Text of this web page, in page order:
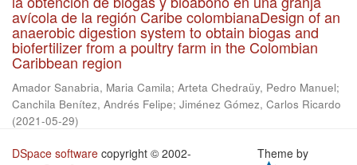
avícola de la región Caribe colombianaDesign of an
anaerobic digestion system to obtain biogas and
biofertilizer from a poultry farm in the Colombian
Caribbean region
Amador Sanabria, Maria Camila; Arteta Chedraüy, Pedro Manuel;
Canchila Benítez, Andrés Felipe; Jiménez Gómez, Carlos Ricardo
(2021-05-29)
DSpace software copyright © 2002-
Theme by